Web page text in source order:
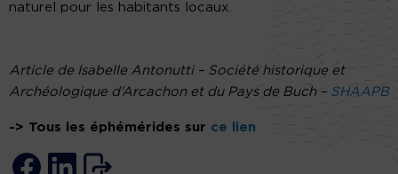
naturel pour les habitants locaux.
Article de Isabelle Antonutti – Société historique et
Archéologique d’Arcachon et du Pays de Buch – SHAAPB
-> Tous les éphémérides sur ce lien